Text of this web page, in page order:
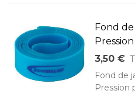
Fond
Pression
3,50 €
Fond de
Pression